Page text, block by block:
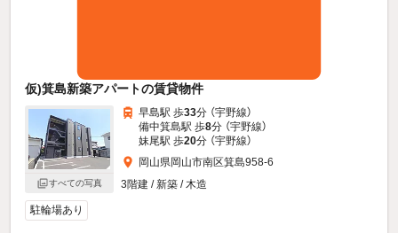
仮)箕島新築アパートの賃貸物件
すべての写真
早島駅 歩33分 （宇野線）
備中箕島駅 歩8分 （宇野線）
妹尾駅 歩20分 （宇野線）
岡山県岡山市南区箕島958-6
3階建 / 新築 / 木造
駐輪場あり